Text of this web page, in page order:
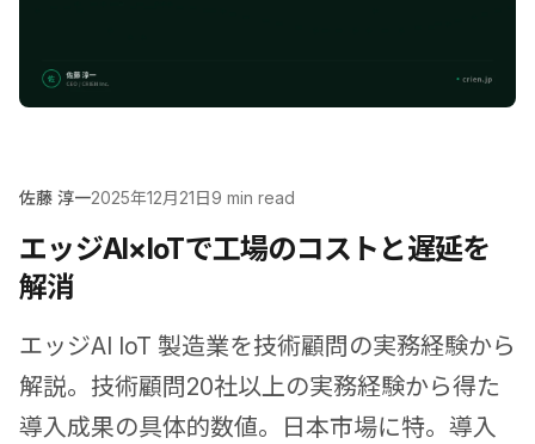
佐藤 淳一2025年12月21日9 min read
エッジAI×IoTで工場のコストと遅延を
解消
エッジAI IoT 製造業を技術顧問の実務経験から
解説。技術顧問20社以上の実務経験から得た
導入成果の具体的数値。日本市場に特。導入